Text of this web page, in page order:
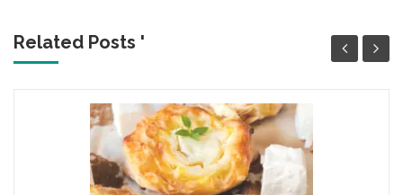
Related Posts '